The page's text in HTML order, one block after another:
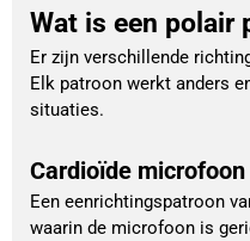
Wat is een polair
Er zijn verschillende
Elk patroon werkt anders
situaties.
Cardioïde microfoon
Een eenrichtingspatroon
waarin de microfoon is